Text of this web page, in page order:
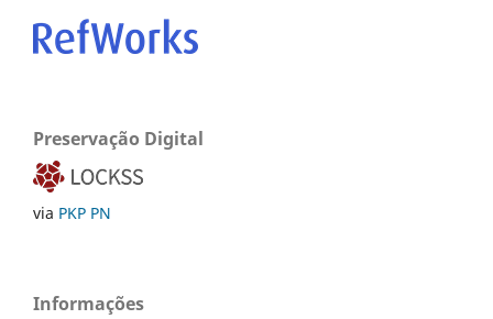
Preservação Digital
via PKP PN
Informações